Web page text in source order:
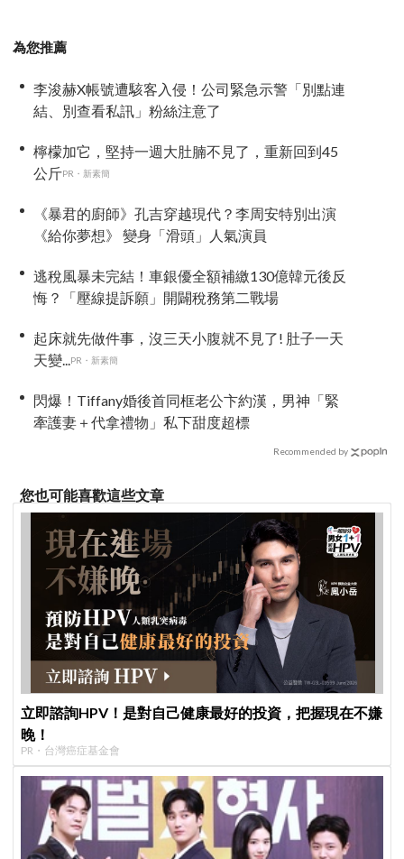
為您推薦
李浚赫X帳號遭駭客入侵！公司緊急示警「別點連
結、別查看私訊」粉絲注意了
檸檬加它，堅持一週大肚腩不見了，重新回到45
公斤PR・新素簡
《暴君的廚師》孔吉穿越現代？李周安特別出演
《給你夢想》 變身「滑頭」人氣演員
逃稅風暴未完結！車銀優全額補繳130億韓元後反
悔？「壓線提訴願」開闢稅務第二戰場
起床就先做件事，沒三天小腹就不見了! 肚子一天
天變...
PR・新素簡
閃爆！Tiffany婚後首同框老公卞約漢，男神「緊
牽護妻＋代拿禮物」私下甜度超標
Recommended by
您也可能喜歡這些文章
立即諮詢HPV！是對自己健康最好的投資，把握現在不嫌
晚！
PR・台灣癌症基金會